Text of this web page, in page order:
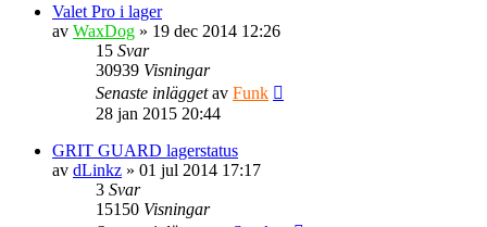
Valet Pro i lager
av WaxDog » 19 dec 2014 12:26
15 Svar
30939 Visningar
Senaste inläggetav Funk
28 jan 2015 20:44
GRIT GUARD lagerstatus
av dLinkz » 01 jul 2014 17:17
3 Svar
15150 Visningar